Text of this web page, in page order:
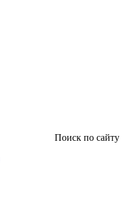
Поиск по сайту